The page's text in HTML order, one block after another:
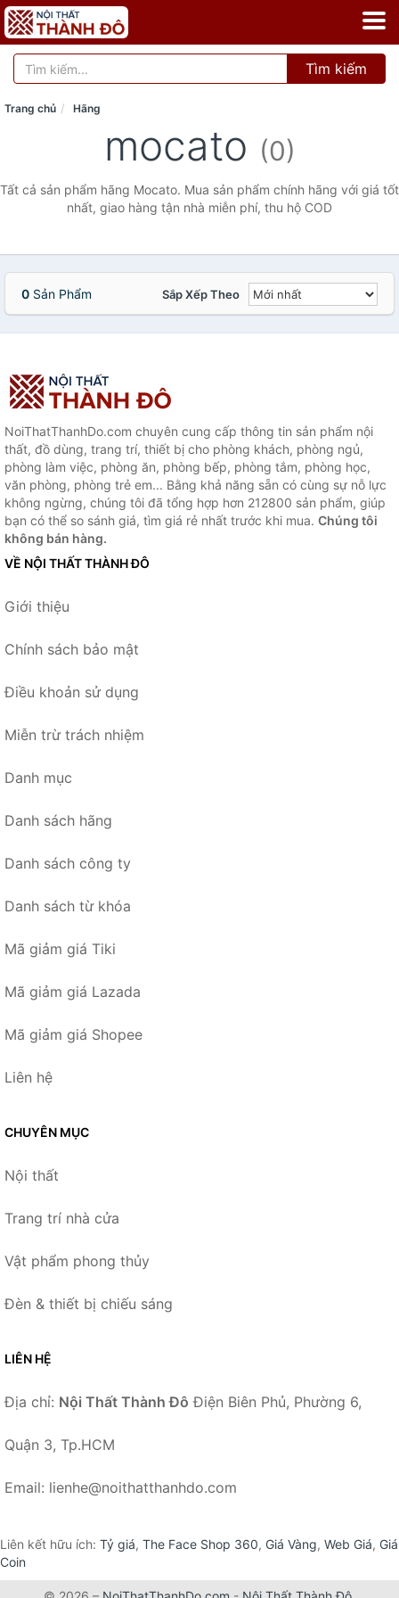
Tìm kiếm
Trang chủ Hãng
mocato (0)
Tất cả sản phẩm hãng Mocato. Mua sản phẩm chính hãng với giá tốt
nhất, giao hàng tận nhà miễn phí, thu hộ COD
0 Sản Phẩm Sắp Xếp Theo
NoiThatThanhDo.com chuyên cung cấp thông tin sản phẩm nội
thất, đồ dùng, trang trí, thiết bị cho phòng khách, phòng ngủ,
phòng làm việc, phòng ăn, phòng bếp, phòng tắm, phòng học,
văn phòng, phòng trẻ em... Bằng khả năng sẵn có cùng sự nỗ lực
không ngừng, chúng tôi đã tổng hợp hơn 212800 sản phẩm, giúp
bạn có thể so sánh giá, tìm giá rẻ nhất trước khi mua. Chúng tôi
không bán hàng.
VỀ NỘI THẤT THÀNH ĐÔ
Giới thiệu
Chính sách bảo mật
Điều khoản sử dụng
Miễn trừ trách nhiệm
Danh mục
Danh sách hãng
Danh sách công ty
Danh sách từ khóa
Mã giảm giá Tiki
Mã giảm giá Lazada
Mã giảm giá Shopee
Liên hệ
CHUYÊN MỤC
Nội thất
Trang trí nhà cửa
Vật phẩm phong thủy
Đèn & thiết bị chiếu sáng
LIÊN HỆ
Địa chỉ: Nội Thất Thành Đô Điện Biên Phủ, Phường 6,
Quận 3, Tp.HCM
Email: lienhe@noithatthanhdo.com
Liên kết hữu ích: Tỷ giá, The Face Shop 360, Giá Vàng, Web Giá, Giá
Coin